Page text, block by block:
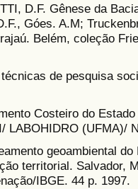
D.F. Gênese da
Góes. A.M;
Belém, coleção
de pesquisa
Costeiro do
LABOHIDRO (UFMA)/
geoambiental
territorial. Salvador,
IBGE. 44 p. 1997.